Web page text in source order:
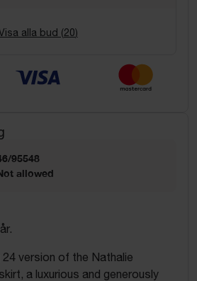
alla bud (20)
95548
allowed
24 version of the Nathalie
a luxurious and generously